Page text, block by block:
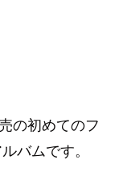
の初めてのフ
バムです。